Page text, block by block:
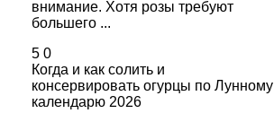
внимание. Хотя розы требуют
большего ...
5 0
Когда и как солить и
консервировать огурцы по Лунному
календарю 2026